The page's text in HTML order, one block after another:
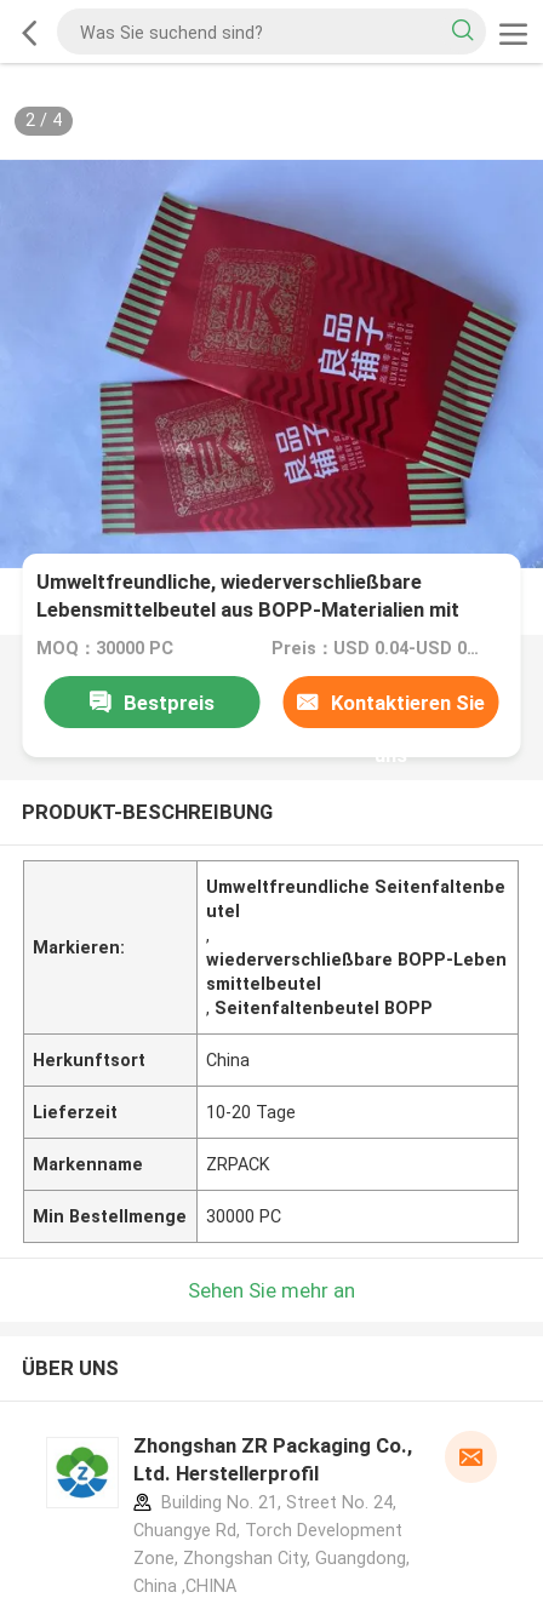
2/ 4
Umweltfreundliche, wiederverschließbare
Lebensmittelbeutel aus BOPP-Materialien mit
Seitenfalten
MOQ：30000 PC Preis：USD 0.04-USD 0.15
Bestpreis Kontaktieren Sie
uns
PRODUKT-BESCHREIBUNG
Markieren:
Umweltfreundliche Seitenfaltenbe
utel
,
wiederverschließbare BOPP-Leben
smittelbeutel
, Seitenfaltenbeutel BOPP
Herkunftsort China
Lieferzeit 10-20 Tage
Markenname ZRPACK
Min Bestellmenge 30000 PC
Sehen Sie mehr an
ÜBER UNS
Zhongshan ZR Packaging Co.,
Ltd. Herstellerprofil
Building No. 21, Street No. 24,
Chuangye Rd, Torch Development
Zone, Zhongshan City, Guangdong,
China ,CHINA